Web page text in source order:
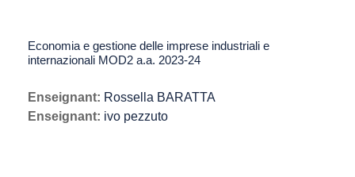
Economia e gestione delle imprese industriali e
internazionali MOD2 a.a. 2023-24
Enseignant: Rossella BARATTA
Enseignant: ivo pezzuto